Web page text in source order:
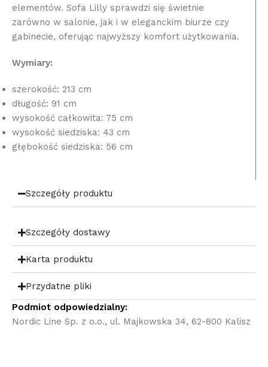
elementów. Sofa Lilly sprawdzi się świetnie
zarówno w salonie, jak i w eleganckim biurze czy
gabinecie, oferując najwyższy komfort użytkowania.
Wymiary:
szerokość: 213 cm
długość: 91 cm
wysokość całkowita: 75 cm
wysokość siedziska: 43 cm
głębokość siedziska: 56 cm
Szczegóły produktu
Szczegóły dostawy
Karta produktu
Przydatne pliki
Podmiot odpowiedzialny:
Nordic Line Sp. z o.o., ul. Majkowska 34, 62-800 Kalisz